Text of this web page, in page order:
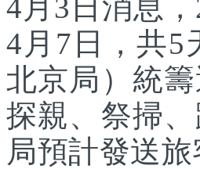
4月3日消息
4月7日，共5
北京局）統
探親、祭掃
局預計發送